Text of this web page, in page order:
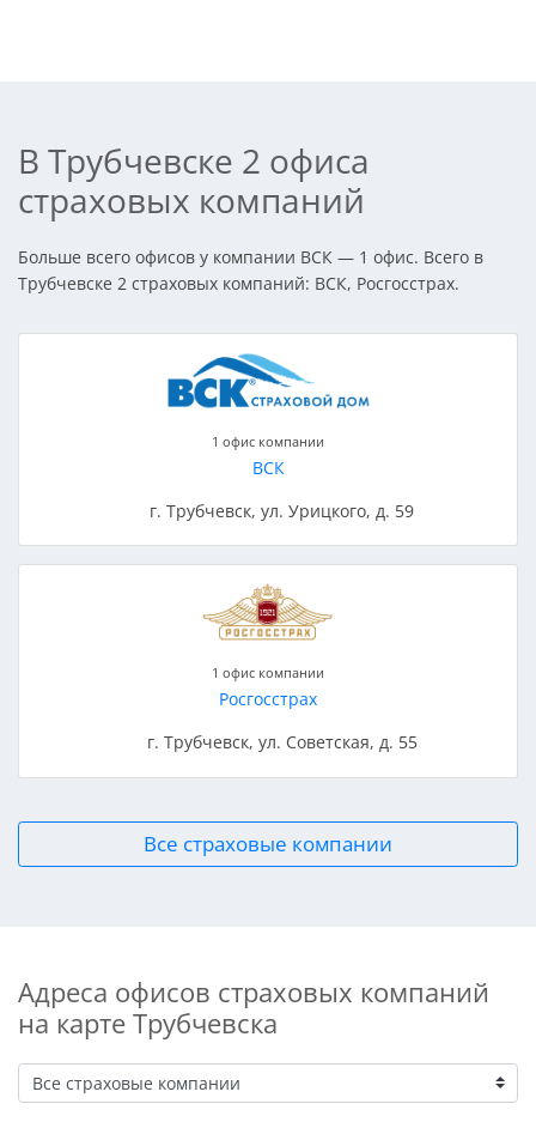
В Трубчевске 2 офиса
страховых компаний
Больше всего офисов у компании ВСК — 1 офис. Всего в
Трубчевске 2 страховых компаний: ВСК, Росгосстрах.
1 офис компании
ВСК
г. Трубчевск, ул. Урицкого, д. 59
1 офис компании
Росгосстрах
г. Трубчевск, ул. Советская, д. 55
Все страховые компании
Адреса офисов страховых компаний
на карте Трубчевска